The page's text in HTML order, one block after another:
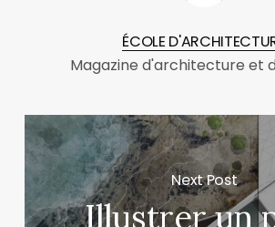
ÉCOLE
Magazine d'architecture et
Next Post
Illustrer un